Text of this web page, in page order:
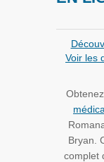
Voir les
Bryan.
complet